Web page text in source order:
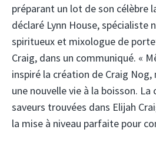
préparant un lot de son célèbre
déclaré Lynn House, spécialiste
spiritueux et mixologue de
Craig, dans un communiqué. «
inspiré la création de Craig
une nouvelle vie à la boisson.
saveurs trouvées dans Elijah
la mise à niveau parfaite pour